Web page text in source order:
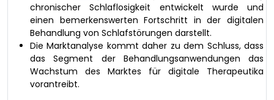
chronischer Schlaflosigkeit entwickelt wurde und
einen bemerkenswerten Fortschritt in der digitalen
Behandlung von Schlafstörungen darstellt.
Die Marktanalyse kommt daher zu dem Schluss, dass
das Segment der Behandlungsanwendungen das
Wachstum des Marktes für digitale Therapeutika
vorantreibt.